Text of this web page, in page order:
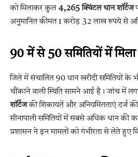
को मिलाकर कुल 4,265 क्विंटल धान शॉर्टेज
अनुमानित कीमत 1 करोड़ 32 लाख रुपये से
90 में से 50 समितियों में मिला
जिले में संचालित 90 धान खरीदी समितियों के
चौंकाने वाली स्थिति सामने आई है। जांच में
शॉर्टेजकी शिकायतें और अनियमितताएं दर्ज की
सीनापाली समितियों में सबसे अधिक धान की
प्रशासन ने इन मामलों को गंभीरता से लेते हुए